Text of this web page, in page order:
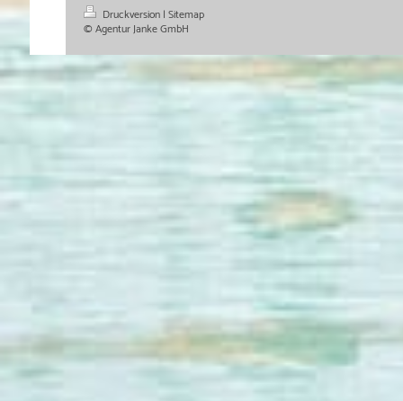
Druckversion | Sitemap
© Agentur Janke GmbH